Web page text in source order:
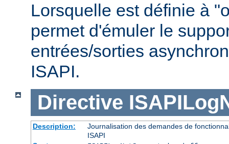
Lorsquelle est définie à
permet d'émuler le
entrées/sorties
ISAPI.
Directive
Description:
Journalisation des demandes de
ISAPI